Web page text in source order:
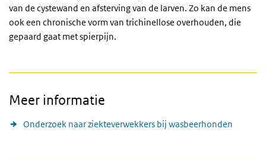
van de cystewand en afsterving van de larven. Zo kan de mens
ook een chronische vorm van trichinellose overhouden, die
gepaard gaat met spierpijn.
Meer informatie
Onderzoek naar ziekteverwekkers bij wasbeerhonden